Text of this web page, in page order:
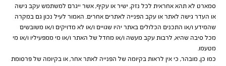
סמארט לא תהא אחראית לכל נזק, ישיר או עקיף, אשר ייגרם למשתמש עקב גישה
או העדר גישה לאתר או עקב הפנייה לאתרים אחרים. האמור לעיל נכון גם במקרה
שהמידע ו/או התכנים הכלולים באתר יהיו שגויים ו/או לא מדויקים ו/או משובשים
מכל סיבה שהיא, לרבות עקב מעשה ו/או מחדל של האתר ו/או מי ממפעיליו ו/או מי
מטעמו.
כמו כן, מובהר, כי אין לראות בקיומה של הפנייה לאתר אחר, או בקיומה של פרסומת